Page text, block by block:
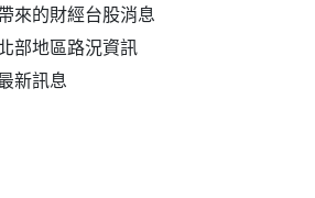
來的財經台股消息
部地區路況資訊
新訊息